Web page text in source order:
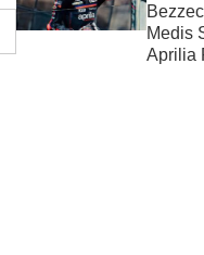
Medis
Aprilia